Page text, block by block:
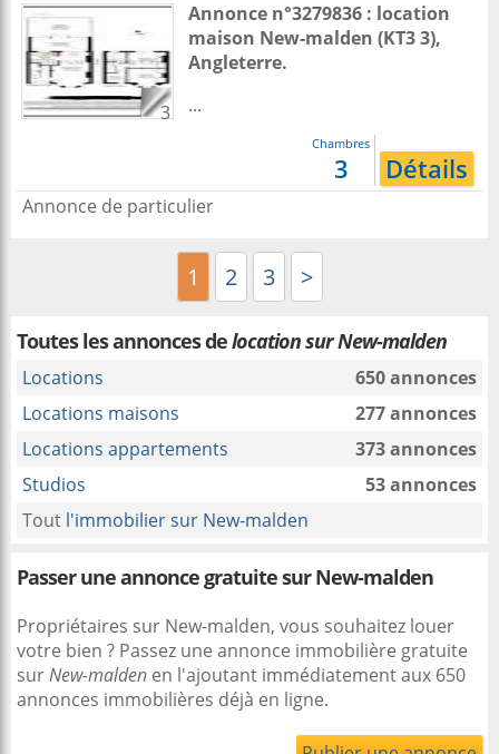
3
Annonce n°3279836 : location
maison New-malden (KT3 3),
Angleterre.
...
Chambres
3 Détails
Annonce de particulier
1 2 3 >
Toutes les annonces delocation sur New-malden
Locations
650 annonces
Locations maisons
277 annonces
Locations appartements
373 annonces
Studios
53 annonces
Tout l'immobilier sur New-malden
Passer une annonce gratuite sur New-malden
Propriétaires sur New-malden, vous souhaitez louer
votre bien ? Passez une annonce immobilière gratuite
surNew-malden en l'ajoutant immédiatement aux 650
annonces immobilières déjà en ligne.